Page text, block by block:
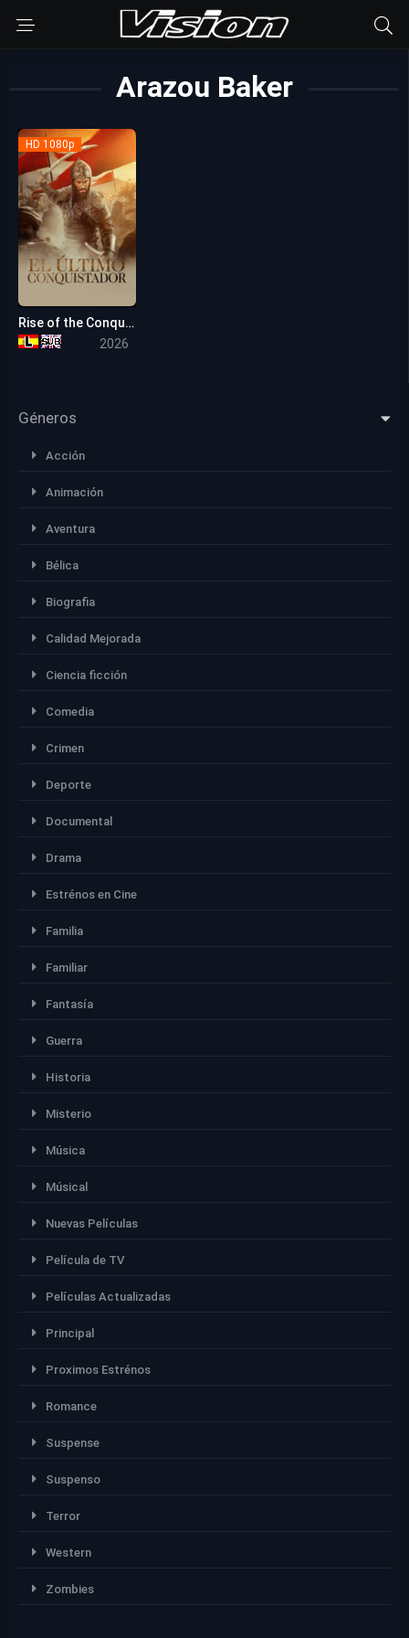
Arazou Baker
6.7
HD 1080p
Rise of the Conqueror
2026
Géneros
Acción
Animación
Aventura
Bélica
Biografia
Calidad Mejorada
Ciencia ficción
Comedia
Crimen
Deporte
Documental
Drama
Estrénos en Cine
Familia
Familiar
Fantasía
Guerra
Historia
Misterio
Música
Músical
Nuevas Películas
Película de TV
Películas Actualizadas
Principal
Proximos Estrénos
Romance
Suspense
Suspenso
Terror
Western
Zombies